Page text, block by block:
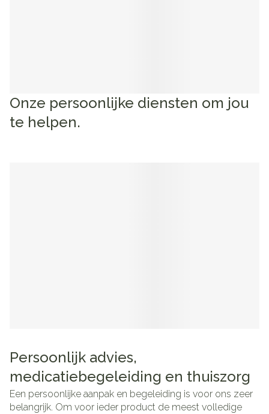
Onze persoonlijke diensten om jou
te helpen.
Persoonlijk advies,
medicatiebegeleiding en thuiszorg
Een persoonlijke aanpak en begeleiding is voor ons zeer
belangrijk. Om voor ieder product de meest volledige